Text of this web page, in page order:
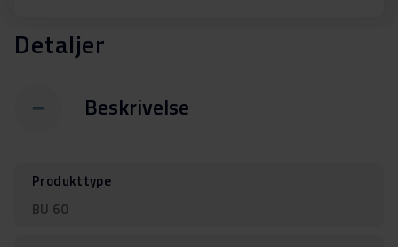
Detaljer
Beskrivelse
Produkttype
BU 60